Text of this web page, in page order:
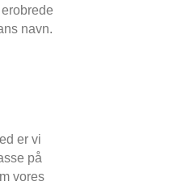
navn.
er vi
på
vores